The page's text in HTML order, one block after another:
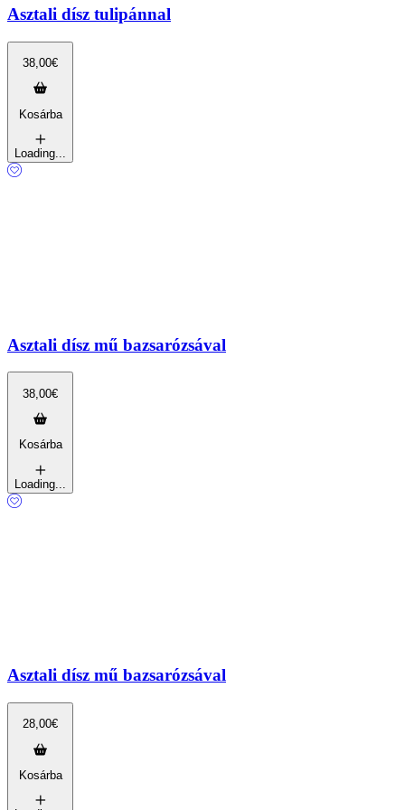
Asztali dísz tulipánnal
38,00€
Kosárba
Loading...
Asztali dísz mű bazsarózsával
38,00€
Kosárba
Loading...
Asztali dísz mű bazsarózsával
28,00€
Kosárba